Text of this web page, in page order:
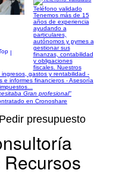
|
Teléfono validado
Tenemos más de 15
años de experiencia
ayudando a
particulares,
autónomos y pymes a
gestionar sus
finanzas, contabilidad
y obligaciones
fiscales. Nuestros
gastos y rentabilidad -
e informes financieros - Asesoría
Gran profesional"
en Cronoshare
Pedir presupuesto